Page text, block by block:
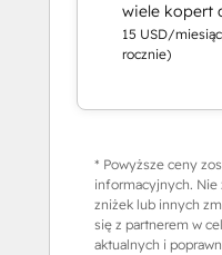
wiele kopert
15 USD/
rocznie)
* Powyższe ceny
informacyjnych. Nie
zniżek lub innych
się z partnerem w
aktualnych i